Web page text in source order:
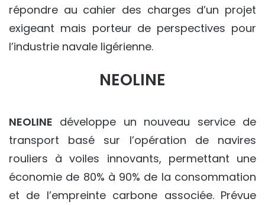
répondre au cahier des charges d’un projet
exigeant mais porteur de perspectives pour
l’industrie navale ligérienne.
NEOLINE
NEOLINE développe un nouveau service de
transport basé sur l’opération de navires
rouliers à voiles innovants, permettant une
économie de 80% à 90% de la consommation
et de l’empreinte carbone associée. Prévue